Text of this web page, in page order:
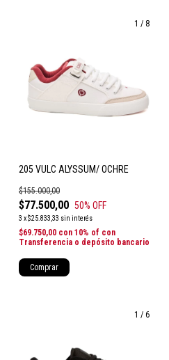
1 / 8
205 VULC ALYSSUM/ OCHRE
$77.500,00
$155.000,00
50% OFF
3 x$25.833,33 sin interés
$69.750,00 con 10% of con
Transferencia o depósito bancario
Comprar
1 / 6